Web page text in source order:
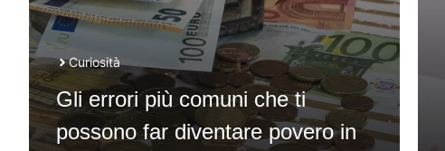
Curiosità
Gli errori più comuni che ti
possono far diventare povero in